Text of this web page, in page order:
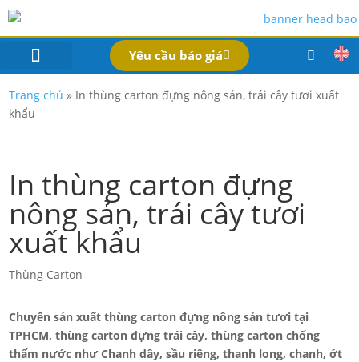
Yêu cầu báo giá
Trang chủ » In thùng carton đựng nông sản, trái cây tươi xuất
khẩu
In thùng carton đựng
nông sản, trái cây tươi
xuất khẩu
Thùng Carton
Chuyên sản xuất thùng carton đựng nông sản tươi tại
TPHCM, thùng carton đựng trái cây, thùng carton chống
thấm nước như Chanh dây, sầu riêng, thanh long, chanh, ớt